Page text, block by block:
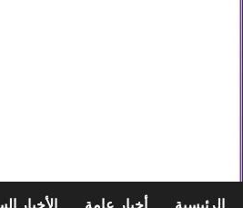
الرئيسية أخبار عامة الأخبار